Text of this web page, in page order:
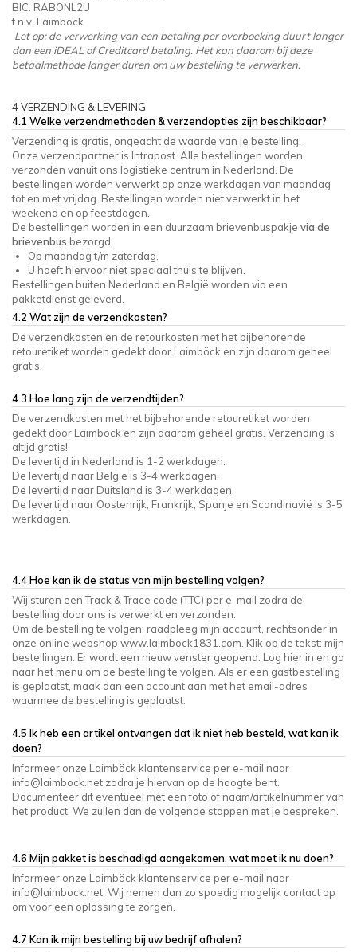
BIC: RABONL2U
t.n.v. Laimböck
Let op: de verwerking van een betaling per overboeking duurt langer
dan een iDEAL of Creditcard betaling. Het kan daarom bij deze
betaalmethode langer duren om uw bestelling te verwerken.
4 VERZENDING & LEVERING
4.1 Welke verzendmethoden & verzendopties zijn beschikbaar?
Verzending is gratis, ongeacht de waarde van je bestelling.
Onze verzendpartner is Intrapost. Alle bestellingen worden
verzonden vanuit ons logistieke centrum in Nederland. De
bestellingen worden verwerkt op onze werkdagen van maandag
tot en met vrijdag. Bestellingen worden niet verwerkt in het
weekend en op feestdagen.
De bestellingen worden in een duurzaam brievenbuspakje via de
brievenbus bezorgd.
Op maandag t/m zaterdag.
U hoeft hiervoor niet speciaal thuis te blijven.
Bestellingen buiten Nederland en België worden via een
pakketdienst geleverd.
4.2 Wat zijn de verzendkosten?
De verzendkosten en de retourkosten met het bijbehorende
retouretiket worden gedekt door Laimböck en zijn daarom geheel
gratis.
4.3 Hoe lang zijn de verzendtijden?
De verzendkosten met het bijbehorende retouretiket worden
gedekt door Laimböck en zijn daarom geheel gratis. Verzending is
altijd gratis!
De levertijd in Nederland is 1-2 werkdagen.
De levertijd naar Belgïe is 3-4 werkdagen.
De levertijd naar Duitsland is 3-4 werkdagen.
De levertijd naar Oostenrijk, Frankrijk, Spanje en Scandinavië is 3-5
werkdagen.
4.4 Hoe kan ik de status van mijn bestelling volgen?
Wij sturen een Track & Trace code (TTC) per e-mail zodra de
bestelling door ons is verwerkt en verzonden.
Om de bestelling te volgen; raadpleeg mijn account, rechtsonder in
onze online webshop www.laimbock1831.com. Klik op de tekst: mijn
bestellingen. Er wordt een nieuw venster geopend. Log hier in en ga
naar het menu om de bestelling te volgen. Als er een gastbestelling
is geplaatst, maak dan een account aan met het email-adres
waarmee de bestelling is geplaatst.
4.5 Ik heb een artikel ontvangen dat ik niet heb besteld, wat kan ik
doen?
Informeer onze Laimböck klantenservice per e-mail naar
info@laimbock.net zodra je hiervan op de hoogte bent.
Documenteer dit eventueel met een foto of naam/artikelnummer van
het product. We zullen dan de volgende stappen met je bespreken.
4.6 Mijn pakket is beschadigd aangekomen, wat moet ik nu doen?
Informeer onze Laimböck klantenservice per e-mail naar
info@laimbock.net. Wij nemen dan zo spoedig mogelijk contact op
om voor een oplossing te zorgen.
4.7 Kan ik mijn bestelling bij uw bedrijf afhalen?